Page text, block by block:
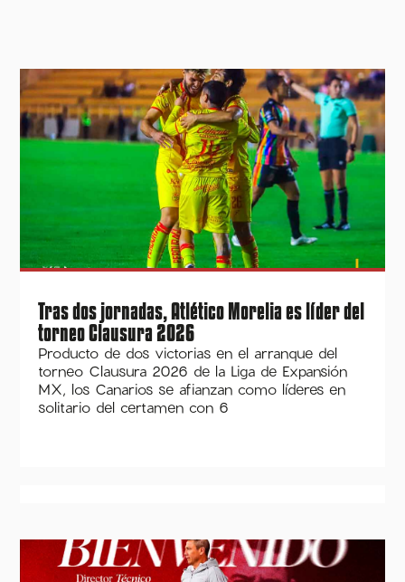
Tras dos jornadas, Atlético Morelia es líder del
torneo Clausura 2026
Producto de dos victorias en el arranque del
torneo Clausura 2026 de la Liga de Expansión
MX, los Canarios se afianzan como líderes en
solitario del certamen con 6